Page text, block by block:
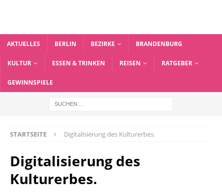
AKTUELLES BERLIN BEZIRKE BRANDENBURG
KULTUR ESSEN & TRINKEN REISEN RATGEBER
GEWINNSPIELE
STARTSEITE Digitalisierung des Kulturerbes.
Digitalisierung des
Kulturerbes.